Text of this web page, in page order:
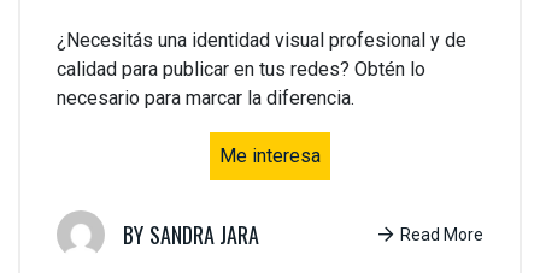
¿Necesitás una identidad visual profesional y de
calidad para publicar en tus redes? Obtén lo
necesario para marcar la diferencia.
Me interesa
SANDRA JARA Read More